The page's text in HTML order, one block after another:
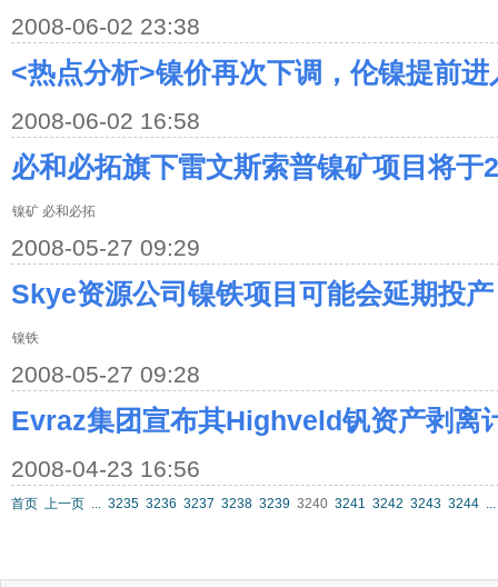
2008-06-02 23:38
<热点分析>镍价再次下调，伦镍提前进
2008-06-02 16:58
必和必拓旗下雷文斯索普镍矿项目将于
镍矿 必和必拓
2008-05-27 09:29
Skye资源公司镍铁项目可能会延期投产
镍铁
2008-05-27 09:28
Evraz集团宣布其Highveld钒资产剥离
2008-04-23 16:56
首页 上一页 ... 3235 3236 3237 3238 3239 3240 3241 3242 3243 3244 ...